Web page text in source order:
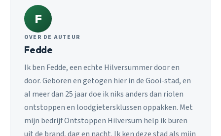
F
OVER DE AUTEUR
Fedde
Ik ben Fedde, een echte Hilversummer door en
door. Geboren en getogen hier in de Gooi-stad, en
al meer dan 25 jaar doe ik niks anders dan riolen
ontstoppen en loodgietersklussen oppakken. Met
mijn bedrijf Ontstoppen Hilversum help ik buren